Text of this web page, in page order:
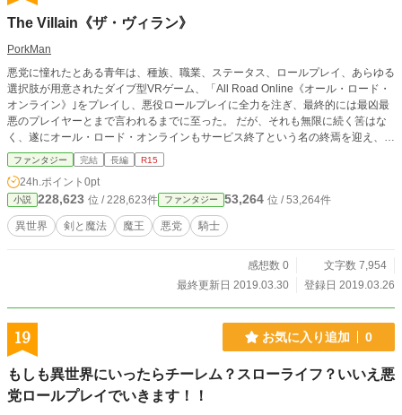
The Villain《ザ・ヴィラン》
PorkMan
悪党に憧れたとある青年は、種族、職業、ステータス、ロールプレイ、あらゆる
選択肢が用意されたダイブ型VRゲーム、「All Road Online《オール・ロード・
オンライン》｣をプレイし、悪役ロールプレイに全力を注ぎ、最終的には最凶最
悪のプレイヤーとまで言われるまでに至った。 だが、それも無限に続く筈はな
く、遂にオール・ロード・オンラインもサービス終了という名の終焉を迎え、悪
党に憧れた青年は、自分が唯一ゲーム無いで作ったNPCと共に、青年の悪党ロ
ールプレイは終了した……かと思われた。 青年が気付けばそこは異世界だっ
た!? これは、悪党に憧れ、悪党として異世界を謳歌する青年を描いた物語であ
る。
ファンタジー 完結 長編 R15
24h.ポイント 0pt
小説 228,623 位 / 228,623件 ファンタジー 53,264 位 / 53,264件
異世界 剣と魔法 魔王 悪党 騎士
感想数 0
文字数 7,954
最終更新日 2019.03.30
登録日 2019.03.26
19 お気に入り追加 0
もしも異世界にいったらチーレム？スローライフ？いいえ悪
党ロールプレイでいきます！！